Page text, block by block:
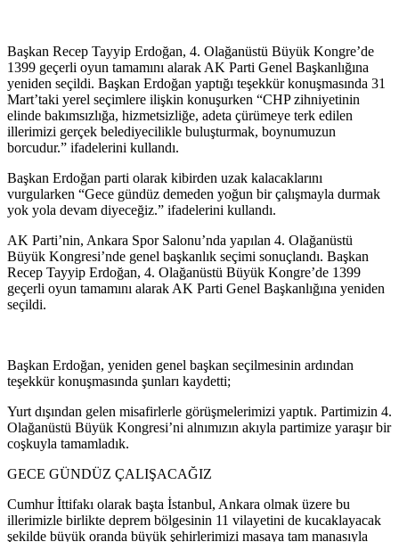
Başkan Recep Tayyip Erdoğan, 4. Olağanüstü Büyük Kongre’de
1399 geçerli oyun tamamını alarak AK Parti Genel Başkanlığına
yeniden seçildi. Başkan Erdoğan yaptığı teşekkür konuşmasında 31
Mart’taki yerel seçimlere ilişkin konuşurken “CHP zihniyetinin
elinde bakımsızlığa, hizmetsizliğe, adeta çürümeye terk edilen
illerimizi gerçek belediyecilikle buluşturmak, boynumuzun
borcudur.” ifadelerini kullandı.
Başkan Erdoğan parti olarak kibirden uzak kalacaklarını
vurgularken “Gece gündüz demeden yoğun bir çalışmayla durmak
yok yola devam diyeceğiz.” ifadelerini kullandı.
AK Parti’nin, Ankara Spor Salonu’nda yapılan 4. Olağanüstü
Büyük Kongresi’nde genel başkanlık seçimi sonuçlandı. Başkan
Recep Tayyip Erdoğan, 4. Olağanüstü Büyük Kongre’de 1399
geçerli oyun tamamını alarak AK Parti Genel Başkanlığına yeniden
seçildi.
Başkan Erdoğan, yeniden genel başkan seçilmesinin ardından
teşekkür konuşmasında şunları kaydetti;
Yurt dışından gelen misafirlerle görüşmelerimizi yaptık. Partimizin 4.
Olağanüstü Büyük Kongresi’ni alnımızın akıyla partimize yaraşır bir
coşkuyla tamamladık.
GECE GÜNDÜZ ÇALIŞACAĞIZ
Cumhur İttifakı olarak başta İstanbul, Ankara olmak üzere bu
illerimizle birlikte deprem bölgesinin 11 vilayetini de kucaklayacak
şekilde büyük oranda büyük şehirlerimizi masaya tam manasıyla